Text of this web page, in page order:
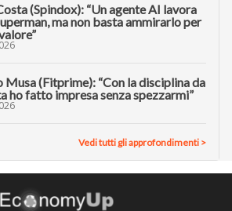
(Spindox): “Un agente AI lavora
ma non basta ammirarlo per
(Fitprime): “Con la disciplina da
ho fatto impresa senza spezzarmi”
Vedi tutti gli approfondimenti >